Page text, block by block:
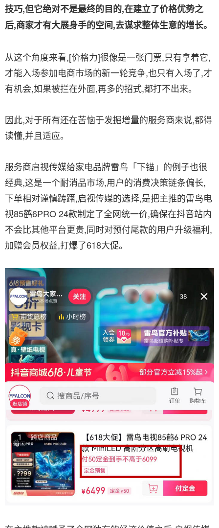
技巧,但它绝对不是最终的目的,在建立了价格优势之
后,商家才有大展身手的空间,去谋求整体生意的增长。
从这个角度来看,[价格力]很像是一张门票,只有拿着它,
才能入场参加电商市场的新一轮竞争,也只有入场了,才
有机会,如果被拦在外面,再多的招式,都打不出来。
因此,对于所有还在苦恼于发掘增量的服务商来说,都得
读懂,并且适应。
服务商启视传媒给家电品牌雷鸟「下锚」的例子也很
经典,这是一个耐消品市场,用户的消费决策链条偏长,
下单相对谨慎踌躇,启视传媒的选择,是把主推的雷鸟电
视85鹤6PRO 24款制定了全网统一价,确保在抖音站内
不会比其他平台更贵,同时对预付尾款的用户升级福利,
加赠会员权益,打爆了618大促。